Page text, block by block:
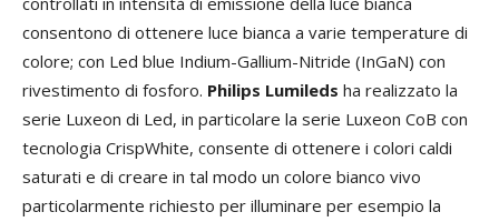
consentono di ottenere luce bianca a varie temperature di
colore; con Led blue Indium-Gallium-Nitride (InGaN) con
rivestimento di fosforo. Philips Lumileds ha realizzato la
serie Luxeon di Led, in particolare la serie Luxeon CoB con
tecnologia CrispWhite, consente di ottenere i colori caldi
saturati e di creare in tal modo un colore bianco vivo
particolarmente richiesto per illuminare per esempio la